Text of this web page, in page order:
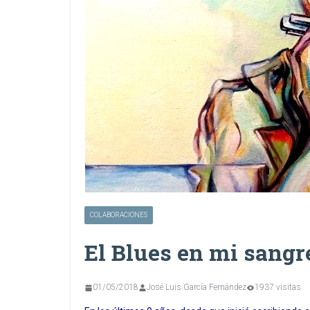
COLABORACIONES
El Blues en mi
01/05/2018 José Luis García Fernández 1937 visitas